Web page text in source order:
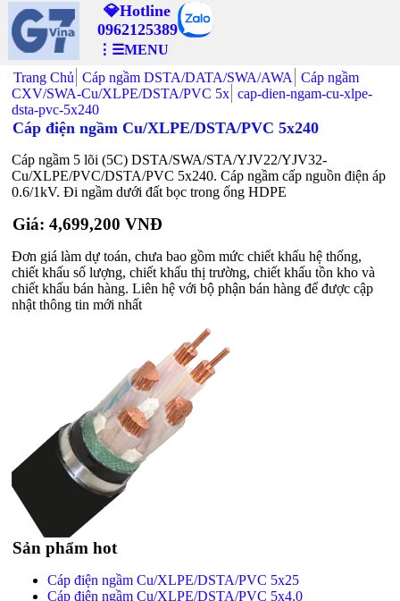
💎Hotline
0962125389
⋮☰MENU
Trang Chủ
Cáp ngầm DSTA/DATA/SWA/AWA
Cáp ngầm
CXV/SWA-Cu/XLPE/DSTA/PVC 5x cap-dien-ngam-cu-xlpe-
dsta-pvc-5x240
Cáp điện ngầm Cu/XLPE/DSTA/PVC 5x240
Cáp ngầm 5 lõi (5C) DSTA/SWA/STA/YJV22/YJV32-
Cu/XLPE/PVC/DSTA/PVC 5x240. Cáp ngầm cấp nguồn điện áp
0.6/1kV. Đi ngầm dưới đất bọc trong ống HDPE
Giá: 4,699,200 VNĐ
Đơn giá làm dự toán, chưa bao gồm mức chiết khấu hệ thống,
chiết khấu số lượng, chiết khấu thị trường, chiết khấu tồn kho và
chiết khấu bán hàng. Liên hệ với bộ phận bán hàng để được cập
nhật thông tin mới nhất
Sản phẩm hot
Cáp điện ngầm Cu/XLPE/DSTA/PVC 5x25
Cáp điện ngầm Cu/XLPE/DSTA/PVC 5x4.0